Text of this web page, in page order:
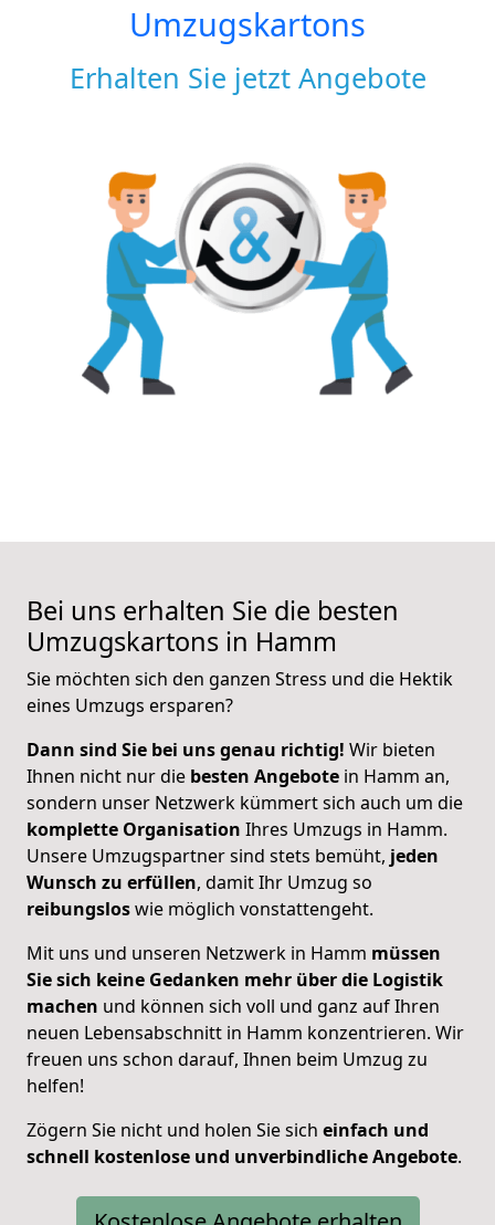
Umzugskartons
Erhalten Sie jetzt Angebote
Bei uns erhalten Sie die besten
Umzugskartons in Hamm
Sie möchten sich den ganzen Stress und die Hektik
eines Umzugs ersparen?
Dann sind Sie bei uns genau richtig! Wir bieten
Ihnen nicht nur die besten Angebote in Hamm an,
sondern unser Netzwerk kümmert sich auch um die
komplette Organisation Ihres Umzugs in Hamm.
Unsere Umzugspartner sind stets bemüht, jeden
Wunsch zu erfüllen, damit Ihr Umzug so
reibungsloswie möglich vonstattengeht.
Mit uns und unseren Netzwerk in Hamm müssen
Sie sich keine Gedanken mehr über die Logistik
machen und können sich voll und ganz auf Ihren
neuen Lebensabschnitt in Hamm konzentrieren. Wir
freuen uns schon darauf, Ihnen beim Umzug zu
helfen!
Zögern Sie nicht und holen Sie sich einfach und
schnell kostenlose und unverbindliche Angebote.